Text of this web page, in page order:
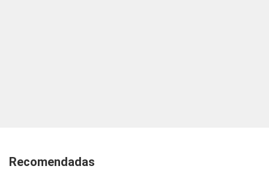
Recomendadas